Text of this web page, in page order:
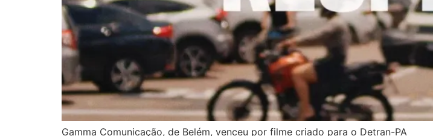
Gamma Comunicação, de Belém, venceu por filme criado para o Detran-PA